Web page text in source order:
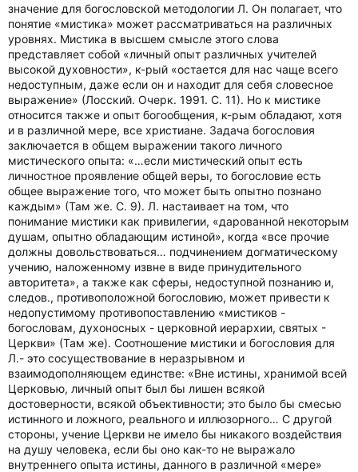
значение для богословской методологии Л. Он полагает, что
понятие «мистика» может рассматриваться на различных
уровнях. Мистика в высшем смысле этого слова
представляет собой «личный опыт различных учителей
высокой духовности», к-рый «остается для нас чаще всего
недоступным, даже если он и находит для себя словесное
выражение» (Лосский. Очерк. 1991. С. 11). Но к мистике
относится также и опыт богообщения, к-рым обладают, хотя
и в различной мере, все христиане. Задача богословия
заключается в общем выражении такого личного
мистического опыта: «…если мистический опыт есть
личностное проявление общей веры, то богословие есть
общее выражение того, что может быть опытно познано
каждым» (Там же. С. 9). Л. настаивает на том, что
понимание мистики как привилегии, «дарованной некоторым
душам, опытно обладающим истиной», когда «все прочие
должны довольствоваться… подчинением догматическому
учению, наложенному извне в виде принудительного
авторитета», а также как сферы, недоступной познанию и,
следов., противоположной богословию, может привести к
недопустимому противопоставлению «мистиков -
богословам, духоносных - церковной иерархии, святых -
Церкви» (Там же). Соотношение мистики и богословия для
Л.- это сосуществование в неразрывном и
взаимодополняющем единстве: «Вне истины, хранимой всей
Церковью, личный опыт был бы лишен всякой
достоверности, всякой объективности; это было бы смесью
истинного и ложного, реального и иллюзорного… С другой
стороны, учение Церкви не имело бы никакого воздействия
на душу человека, если бы оно как-то не выражало
внутреннего опыта истины, данного в различной «мере»